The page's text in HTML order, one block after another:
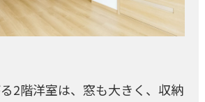
2階洋室は、窓も大きく、収納